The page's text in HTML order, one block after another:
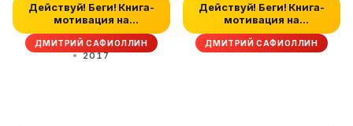
Действуй! Беги! Книга-
мотивация на
правильный бег....
ДМИТРИЙ САФИОЛЛИН
2017
Действуй! Беги! Книга-
мотивация на
правильный бег....
ДМИТРИЙ САФИОЛЛИН